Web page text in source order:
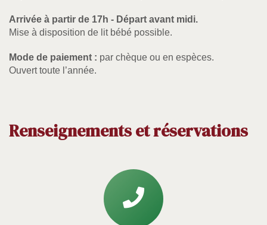
Arrivée à partir de 17h - Départ avant midi.
Mise à disposition de lit bébé possible.
Mode de paiement : par chèque ou en espèces.
Ouvert toute l’année.
Renseignements et réservations